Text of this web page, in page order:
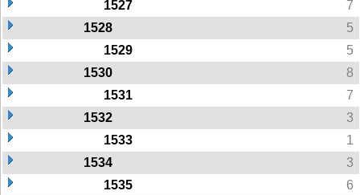
1527
7
1528
5
1529
5
1530
8
1531
7
1532
3
1533
1
1534
3
1535
6